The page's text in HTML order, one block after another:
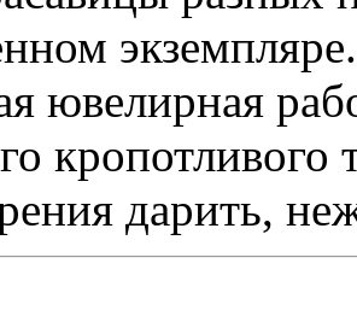
ювелирная
дарить,